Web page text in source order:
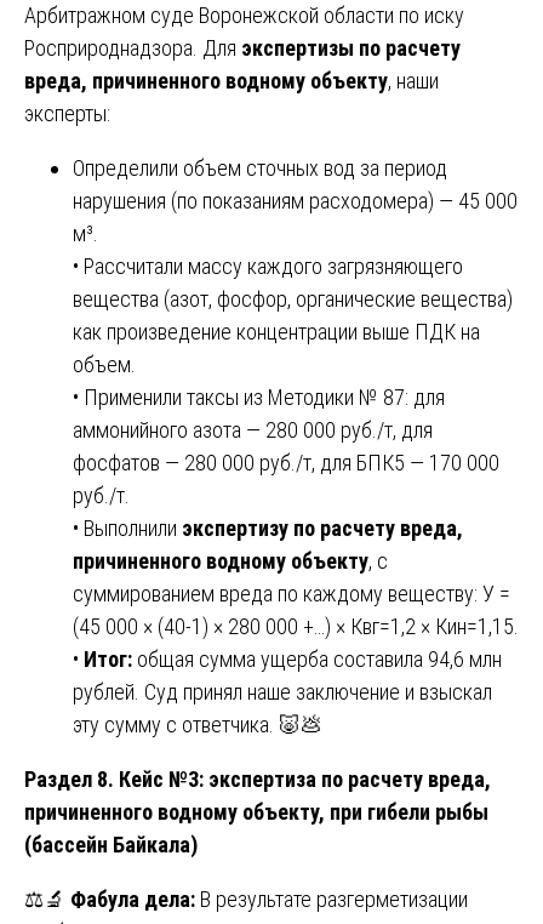
Арбитражном суде Воронежской области по иску
Росприроднадзора. Для экспертизы по расчету
вреда, причиненного водному объекту, наши
эксперты:
Определили объем сточных вод за период
нарушения (по показаниям расходомера) — 45 000
м³.
• Рассчитали массу каждого загрязняющего
вещества (азот, фосфор, органические вещества)
как произведение концентрации выше ПДК на
объем.
• Применили таксы из Методики № 87: для
аммонийного азота — 280 000 руб./т, для
фосфатов — 280 000 руб./т, для БПК5 — 170 000
руб./т.
• Выполнили экспертизу по расчету вреда,
причиненного водному объекту, с
суммированием вреда по каждому веществу: У =
(45 000 × (40-1) × 280 000 +…) × Квг=1,2 × Кин=1,15.
• Итог: общая сумма ущерба составила 94,6 млн
рублей. Суд принял наше заключение и взыскал
эту сумму с ответчика. 🐷💩
Раздел 8. Кейс №3: экспертиза по расчету вреда,
причиненного водному объекту, при гибели рыбы
(бассейн Байкала)
⚖️🔬 Фабула дела: В результате разгерметизации